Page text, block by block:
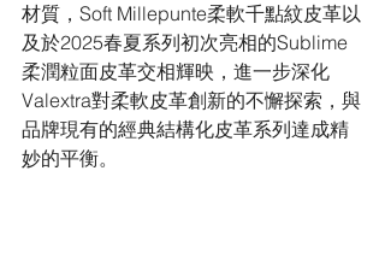
材質，Soft Millepunte柔軟千點紋皮革以
及於2025春夏系列初次亮相的Sublime
柔潤粒面皮革交相輝映，進一步深化
Valextra對柔軟皮革創新的不懈探索，與
品牌現有的經典結構化皮革系列達成精
妙的平衡。